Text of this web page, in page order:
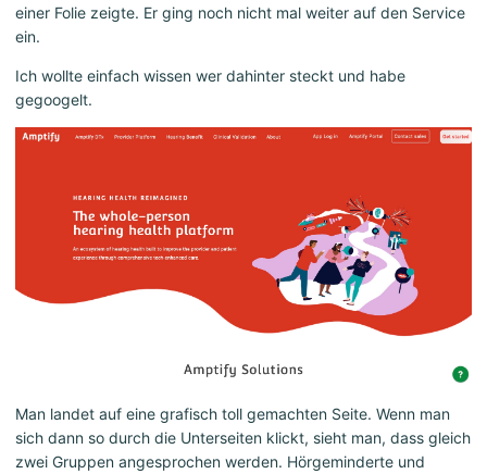
einer Folie zeigte. Er ging noch nicht mal weiter auf den Service
ein.
Ich wollte einfach wissen wer dahinter steckt und habe
gegoogelt.
Man landet auf eine grafisch toll gemachten Seite. Wenn man
sich dann so durch die Unterseiten klickt, sieht man, dass gleich
zwei Gruppen angesprochen werden. Hörgeminderte und